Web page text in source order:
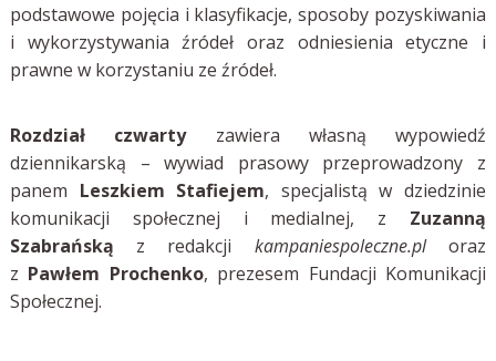
podstawowe pojęcia i klasyfikacje, sposoby pozyskiwania
i wykorzystywania źródeł oraz odniesienia etyczne i
prawne w korzystaniu ze źródeł.
Rozdział czwartyzawiera własną
wypowiedź
dziennikarską – wywiad prasowy przeprowadzony z
panem Leszkiem Stafiejem, specjalistą w dziedzinie
komunikacji społecznej i medialnej, z Zuzanną
Szabrańską z redakcji kampaniespoleczne.ploraz
z Pawłem Prochenko, prezesem Fundacji Komunikacji
Społecznej.